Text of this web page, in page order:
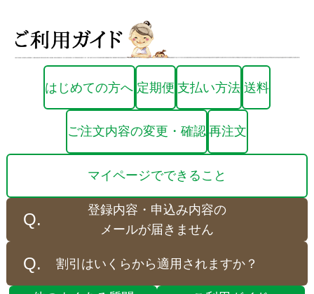
はじめての方へ 定期便 支払い方法 送料
ご注文内容の変更・確認 再注文
マイページでできること
登録内容・申込み内容の
メールが届きません
割引はいくらから適用されますか？